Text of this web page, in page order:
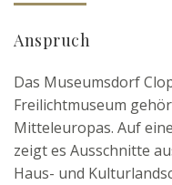
Anspruch
Das Museumsdorf
Freilichtmuseum
Mitteleuropas. Auf
zeigt es Ausschnitte
Haus- und